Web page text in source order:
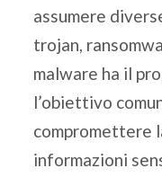
assumere
trojan,
malware ha il
l’obiettivo
compromettere
informazioni